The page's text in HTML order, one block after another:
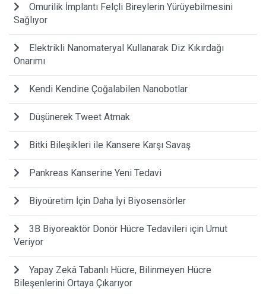
Omurilik İmplantı Felçli Bireylerin Yürüyebilmesini
Sağlıyor
Elektrikli Nanomateryal Kullanarak Diz Kıkırdağı
Onarımı
Kendi Kendine Çoğalabilen Nanobotlar
Düşünerek Tweet Atmak
Bitki Bileşikleri ile Kansere Karşı Savaş
Pankreas Kanserine Yeni Tedavi
Biyoüretim İçin Daha İyi Biyosensörler
3B Biyoreaktör Donör Hücre Tedavileri için Umut
Veriyor
Yapay Zekâ Tabanlı Hücre, Bilinmeyen Hücre
Bileşenlerini Ortaya Çıkarıyor